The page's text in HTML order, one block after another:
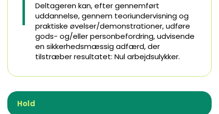
Deltageren kan, efter gennemført
uddannelse, gennem teoriundervisning og
praktiske øvelser/demonstrationer, udføre
gods- og/eller personbefordring, udvisende
en sikkerhedsmæssig adfærd, der
tilstræber resultatet: Nul arbejdsulykker.
Hold